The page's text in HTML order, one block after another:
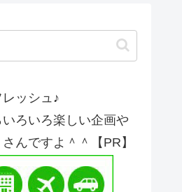
ッシュ♪
ろいろ楽しい企画や
んですよ＾＾【PR】